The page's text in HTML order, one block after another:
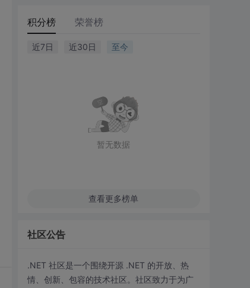
积分榜 荣誉榜
近7日 近30日 至今
暂无数据
查看更多榜单
社区公告
.NET 社区是一个围绕开源 .NET 的开放、热
情、创新、包容的技术社区。社区致力于为广